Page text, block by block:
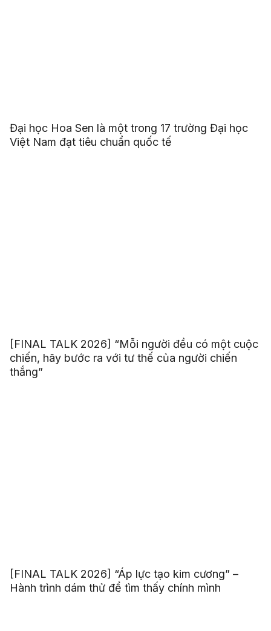
Đại học Hoa Sen là một trong 17 trường Đại học
Việt Nam đạt tiêu chuẩn quốc tế
[FINAL TALK 2026] “Mỗi người đều có một cuộc
chiến, hãy bước ra với tư thế của người chiến
thắng”
[FINAL TALK 2026] “Áp lực tạo kim cương” –
Hành trình dám thử để tìm thấy chính mình